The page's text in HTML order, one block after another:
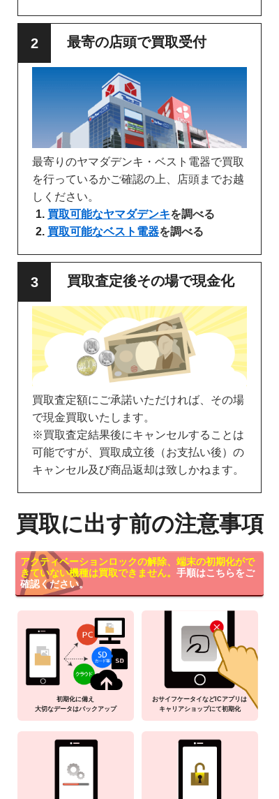
最寄の店頭で買取受付
最寄りのヤマダデンキ・ベスト電器で買取
を行っているかご確認の上、店頭までお越
しください。
買取可能なヤマダデンキを調べる
買取可能なベスト電器を調べる
買取査定後その場で現金化
買取査定額にご承諾いただければ、その場
で現金買取いたします。
※買取査定結果後にキャンセルすることは
可能ですが、買取成立後（お支払い後）の
キャンセル及び商品返却は致しかねます。
買取に出す前の注意事項
アクティベーションロックの解除、端末の初期化がで
きていない機種は買取できません。 手順はこちらをご
確認ください。
初期化に備え
大切なデータはバックアップ
おサイフケータイなどICアプリは
キャリアショップにて初期化